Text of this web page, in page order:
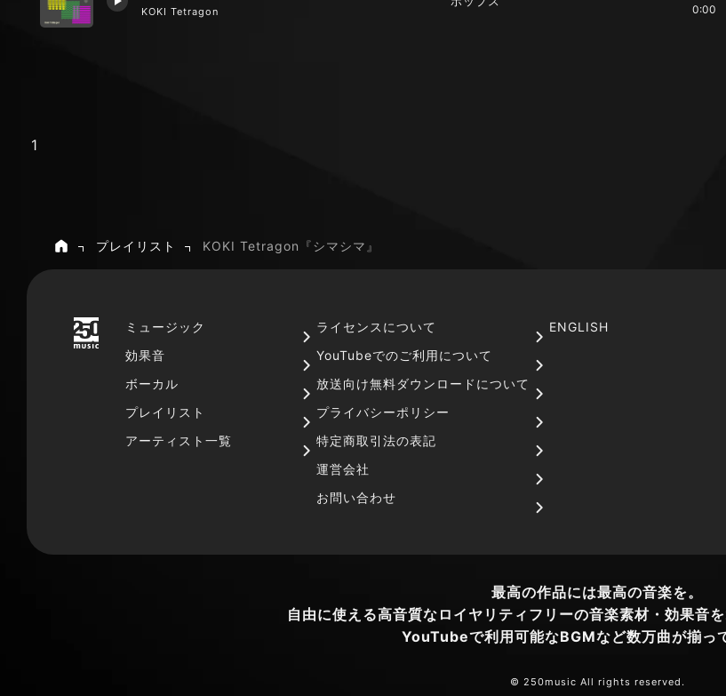
KOKI Tetragon 0:00
1
ホームプレイリスト KOKI Tetragon『シマシマ』
ミュージック
効果音
ボーカル
プレイリスト
アーティスト一覧
ライセンスについて
YouTubeでのご利用について
放送向け無料ダウンロードについて
プライバシーポリシー
特定商取引法の表記
運営会社
お問い合わせ
ENGLISH
最高の作品には最高の音楽を。
自由に使える高音質なロイヤリティフリーの音楽素材・効果音
YouTubeで利用可能なBGMなど数万曲が揃っ
© 250music All rights reserved.